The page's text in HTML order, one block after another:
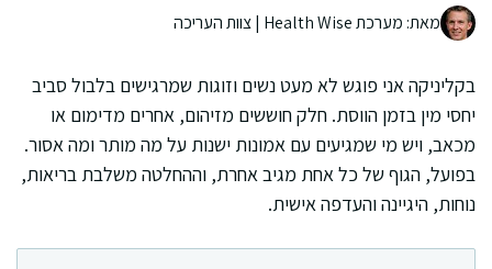
מאת: מערכת Health Wise | צוות העריכה
בקליניקה אני פוגש לא מעט נשים וזוגות שמרגישים בלבול סביב
יחסי מין בזמן הווסת. חלק חוששים מזיהום, אחרים מדימום או
מכאב, ויש מי שמגיעים עם אמונות ישנות על מה מותר ומה אסור.
בפועל, הגוף של כל אחת מגיב אחרת, וההחלטה משלבת בריאות,
נוחות, היגיינה והעדפה אישית.